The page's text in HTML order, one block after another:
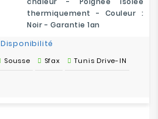
thermiquement - Couleur :
Noir - Garantie 1an
Disponibilité
Sousse Sfax Tunis Drive-IN